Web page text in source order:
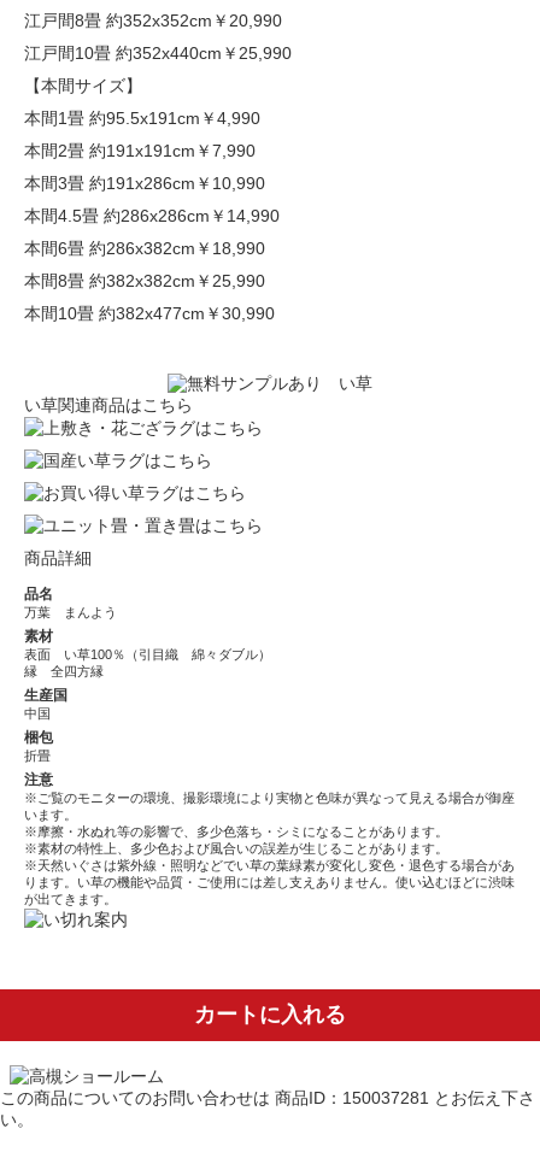
江戸間8畳 約352x352cm ￥20,990
江戸間10畳 約352x440cm ￥25,990
【本間サイズ】
本間1畳 約95.5x191cm ￥4,990
本間2畳 約191x191cm ￥7,990
本間3畳 約191x286cm ￥10,990
本間4.5畳 約286x286cm ￥14,990
本間6畳 約286x382cm ￥18,990
本間8畳 約382x382cm ￥25,990
本間10畳 約382x477cm ￥30,990
い草関連商品はこちら
商品詳細
品名
万葉 まんよう
素材
表面 い草100％（引目織 綿々ダブル）
縁 全四方縁
生産国
中国
梱包
折畳
注意
※ご覧のモニターの環境、撮影環境により実物と色味が異なって見える場合が御座
います。
※摩擦・水ぬれ等の影響で、多少色落ち・シミになることがあります。
※素材の特性上、多少色および風合いの誤差が生じることがあります。
※天然いぐさは紫外線・照明などでい草の葉緑素が変化し変色・退色する場合があ
ります。い草の機能や品質・ご使用には差し支えありません。使い込むほどに渋味
が出てきます。
カートに入れる
この商品についてのお問い合わせは 商品ID：150037281 とお伝え下さ
い。